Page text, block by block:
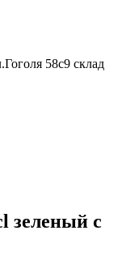
58с9 склад
зеленый с